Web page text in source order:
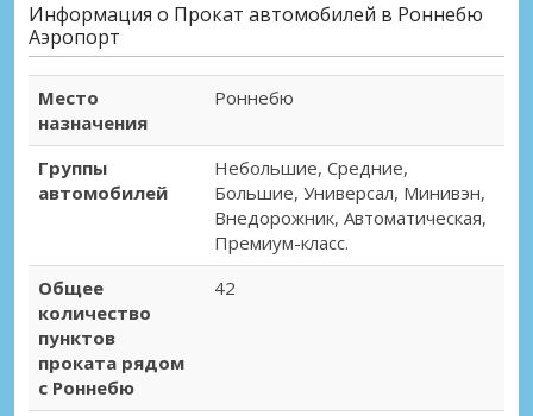
Информация о Прокат автомобилей в Роннебю
Аэропорт
Место
назначения
Роннебю
Группы
автомобилей
Небольшие, Средние,
Большие, Универсал, Минивэн,
Внедорожник, Автоматическая,
Премиум-класс.
Общее
количество
пунктов
проката рядом
с Роннебю
42